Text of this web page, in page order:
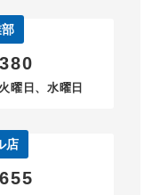
曜日、水曜日
店